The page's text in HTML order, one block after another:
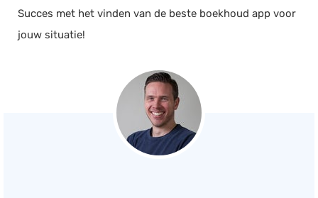
Succes met het vinden van de beste boekhoud app voor
jouw situatie!